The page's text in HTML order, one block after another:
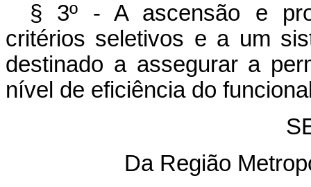
§ 3º - A ascensão e
critérios seletivos e a um
destinado a assegurar a
nível de eficiência do
Da Região